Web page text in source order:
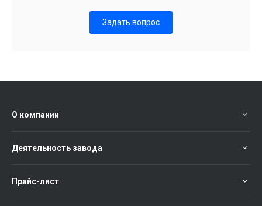
Задать вопрос
О компании
Деятельность завода
Прайс-лист